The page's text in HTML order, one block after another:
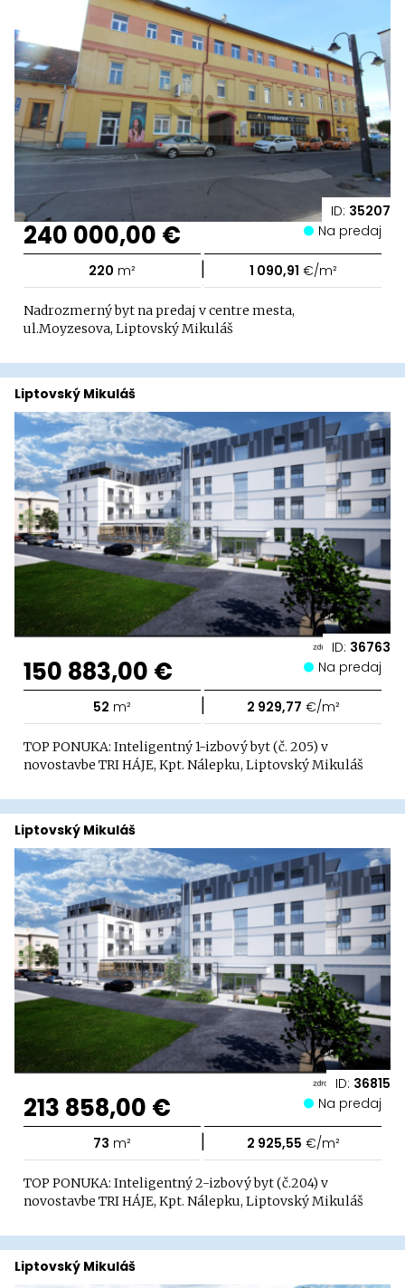
ID: 35207
240 000,00 € Na predaj
220 m² | 1 090,91 €/m²
Nadrozmerný byt na predaj v centre mesta,
ul.Moyzesova, Liptovský Mikuláš
ID: 36763
Liptovský Mikuláš
150 883,00 € Na predaj
52 m² | 2 929,77 €/m²
TOP PONUKA: Inteligentný 1-izbový byt (č. 205) v
novostavbe TRI HÁJE, Kpt. Nálepku, Liptovský Mikuláš
ID: 36815
Liptovský Mikuláš
213 858,00 € Na predaj
73 m² | 2 925,55 €/m²
TOP PONUKA: Inteligentný 2-izbový byt (č.204) v
novostavbe TRI HÁJE, Kpt. Nálepku, Liptovský Mikuláš
Liptovský Mikuláš